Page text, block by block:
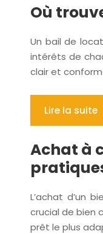
Où
Un bail de
intérêts de
clair et
Lire la suite
Achat à
L’achat d’un
crucial de bien
prêt le plus